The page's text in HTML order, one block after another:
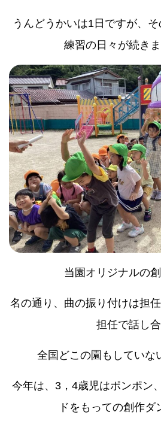
うんどうかいは1日ですが、
練習の日々が続き
当園オリジナルの
名の通り、曲の振り付けは担
担任で話し
全国どこの園もしていな
今年は、3，4歳児はポンポン
ドをもっての創作ダ